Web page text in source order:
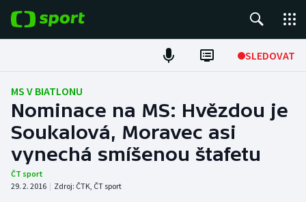
SLEDOVAT
Fotbal
Hokej
Tenis
Atletika
MS V BIATLONU
Nominace na MS: Hvězdou je
Soukalová, Moravec asi
vynechá smíšenou štafetu
ČT sport
29. 2. 2016 | Zdroj: ČTK, ČT sport